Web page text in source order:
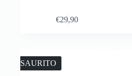
€29,90
ESAURITO